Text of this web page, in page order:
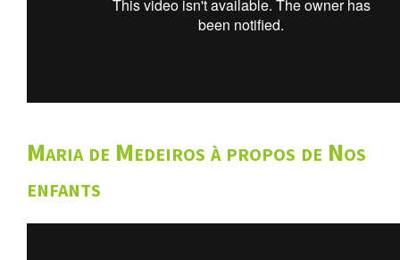
Maria de Medeiros à propos de Nos
enfants